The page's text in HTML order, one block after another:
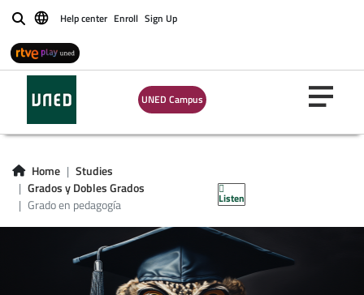
BuscarHelp center Enroll Sign Up
UNED Campus
Home
Studies
Grados y Dobles Grados
Grado en pedagogía
Listen